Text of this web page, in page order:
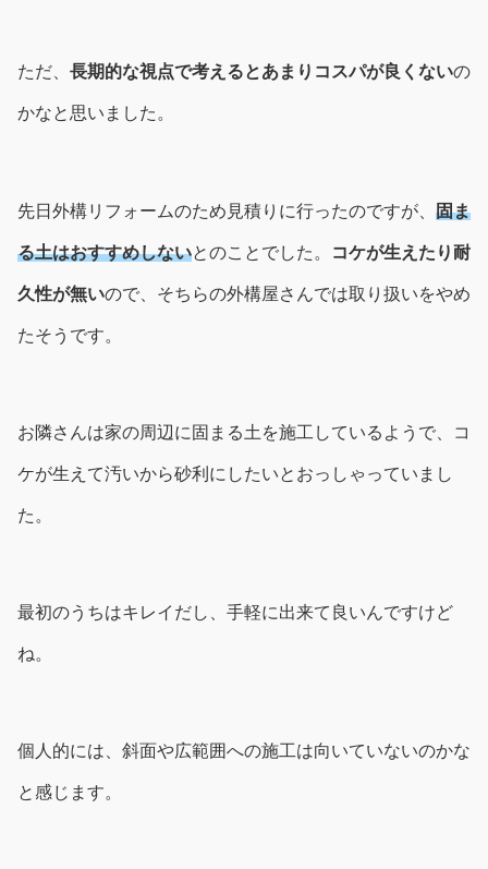
ただ、 長期的な視点で考えるとあまりコスパが良くないの
かなと思いました。
先日外構リフォームのため見積りに行ったのですが、 固ま
る土はおすすめしないとのことでした。 コケが生えたり耐
久性が無いので、そちらの外構屋さんでは取り扱いをやめ
たそうです。
お隣さんは家の周辺に固まる土を施工しているようで、コ
ケが生えて汚いから砂利にしたいとおっしゃっていまし
た。
最初のうちはキレイだし、手軽に出来て良いんですけど
ね。
個人的には、斜面や広範囲への施工は向いていないのかな
と感じます。